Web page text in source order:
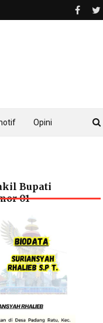
Opini
Bupati
01